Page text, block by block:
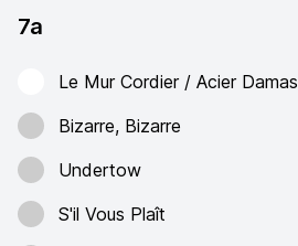
7a
Le Mur Cordier / Acier Damas
Bizarre, Bizarre
Undertow
S'il Vous Plaît